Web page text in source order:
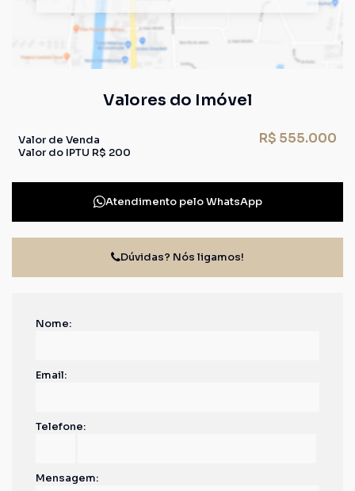
Valores do Imóvel
R$ 555.000
Valor de Venda
Valor do IPTU R$ 200
Atendimento peloWhatsApp
Dúvidas? Nós ligamos!
Nome:
Email:
Telefone:
Mensagem: